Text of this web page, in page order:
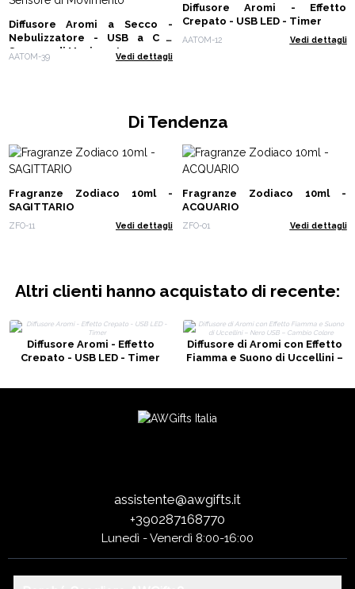
Diffusore Aromi a Secco -
Nebulizzatore - USB a C -
Sensore di Movimento
AATOM-39 Vedi dettagli
Diffusore Aromi - Effetto
Crepato - USB LED - Timer
AATOM-12 Vedi dettagli
Di Tendenza
Fragranze Zodiaco 10ml -
SAGITTARIO
ZFO-11 Vedi dettagli
Fragranze Zodiaco 10ml -
ACQUARIO
ZFO-01 Vedi dettagli
Altri clienti hanno acquistato di recente:
Diffusore Aromi - Effetto
Crepato - USB LED - Timer
Diffusore di Aromi con Effetto
Fiamma e Suono di Uccellini –
assistente@awgifts.it
+390287168770
Lunedì - Venerdì 8:00-16:00